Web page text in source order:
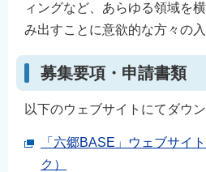
ィングなど、あらゆる領域を
み出すことに意欲的な方々の
募集要項・申請書類
以下のウェブサイトにてダウ
「六郷BASE」ウェブサイ
ク）